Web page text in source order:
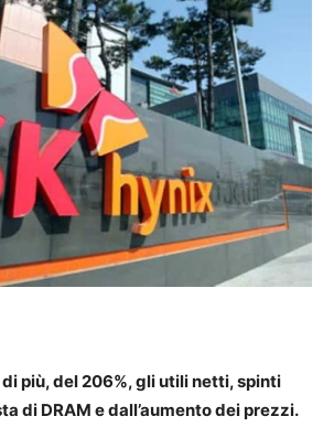
più, del 206%, gli utili netti, spinti
di DRAM e dall’aumento dei prezzi.